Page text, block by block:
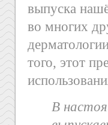
выпуска
во многих
того, этот
В